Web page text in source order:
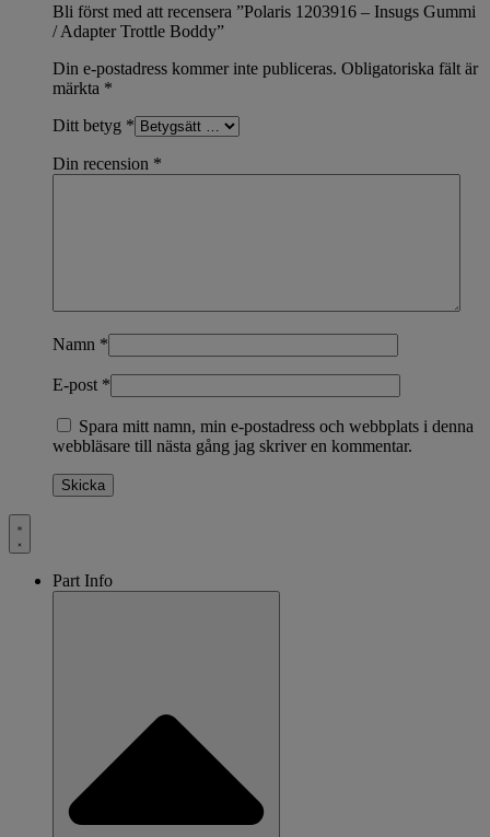
Bli först med att recensera ”Polaris 1203916 – Insugs Gummi
/ Adapter Trottle Boddy”
Din e-postadress kommer inte publiceras. Obligatoriska fält är
märkta *
Ditt betyg *
Din recension *
Namn *
E-post *
Spara mitt namn, min e-postadress och webbplats i denna
webbläsare till nästa gång jag skriver en kommentar.
Part Info